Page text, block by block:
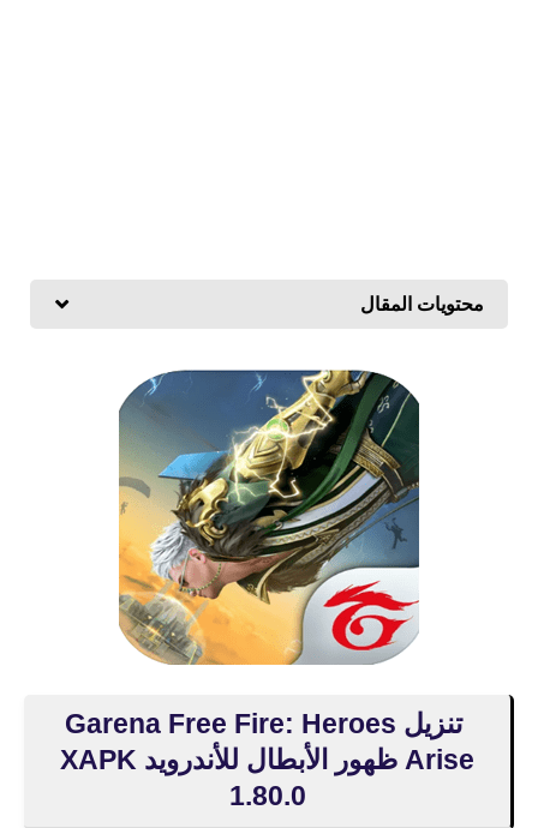
محتويات المقال
تنزيل Garena Free Fire: Heroes
Arise ظهور الأبطال للأندرويد XAPK
1.80.0